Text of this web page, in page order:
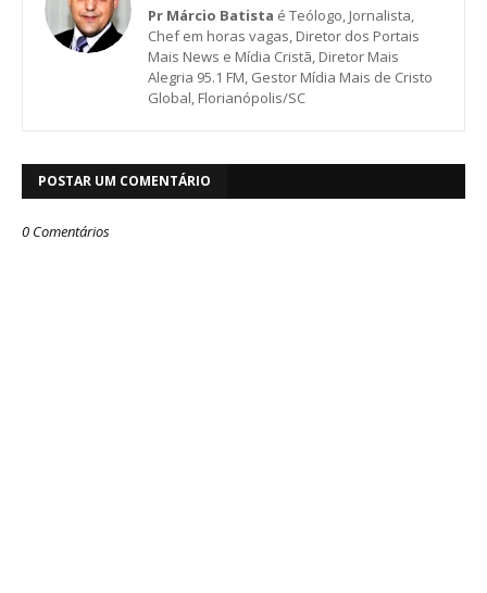
Pr Márcio Batista é Teólogo, Jornalista,
Chef em horas vagas, Diretor dos Portais
Mais News e Mídia Cristã, Diretor Mais
Alegria 95.1 FM, Gestor Mídia Mais de Cristo
Global, Florianópolis/SC
POSTAR UM COMENTÁRIO
0 Comentários